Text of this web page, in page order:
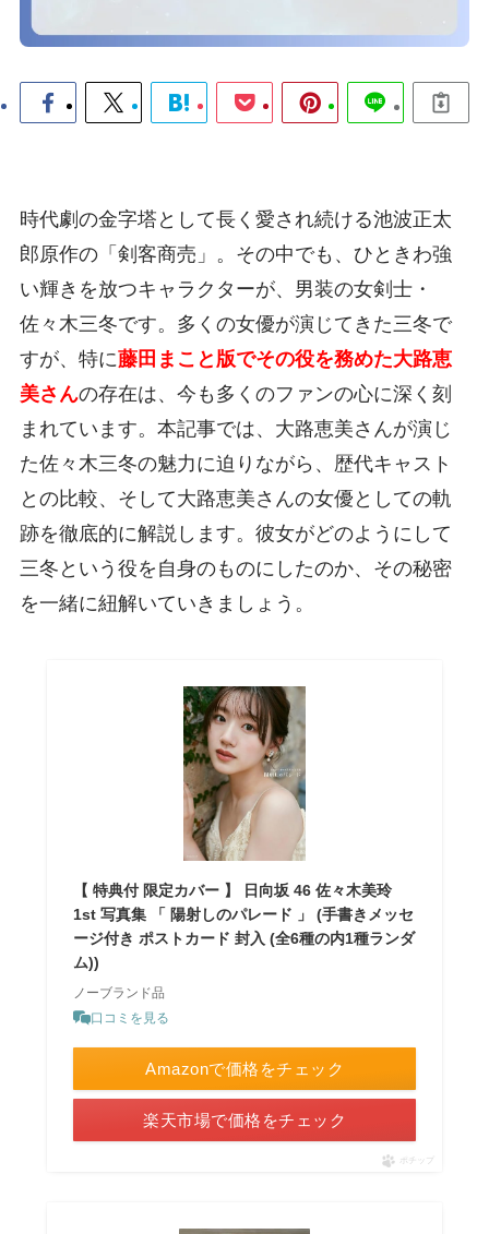
時代劇の金字塔として長く愛され続ける池波正太
郎原作の「剣客商売」。その中でも、ひときわ強
い輝きを放つキャラクターが、男装の女剣士・
佐々木三冬です。多くの女優が演じてきた三冬で
すが、特に藤田まこと版でその役を務めた大路恵
美さんの存在は、今も多くのファンの心に深く刻
まれています。本記事では、大路恵美さんが演じ
た佐々木三冬の魅力に迫りながら、歴代キャスト
との比較、そして大路恵美さんの女優としての軌
跡を徹底的に解説します。彼女がどのようにして
三冬という役を自身のものにしたのか、その秘密
を一緒に紐解いていきましょう。
【 特典付 限定カバー 】 日向坂 46 佐々木美玲
1st 写真集 「 陽射しのパレード 」 (手書きメッセ
ージ付き ポストカード 封入 (全6種の内1種ランダ
ム))
ノーブランド品
口コミを見る
Amazonで価格をチェック
楽天市場で価格をチェック
ポチップ